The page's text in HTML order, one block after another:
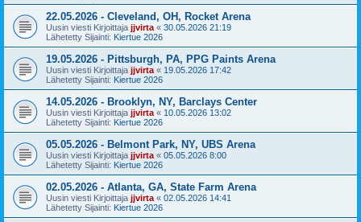
22.05.2026 - Cleveland, OH, Rocket Arena
Uusin viesti Kirjoittaja jjvirta « 30.05.2026 21:19
Lähetetty Sijainti: Kiertue 2026
19.05.2026 - Pittsburgh, PA, PPG Paints Arena
Uusin viesti Kirjoittaja jjvirta « 19.05.2026 17:42
Lähetetty Sijainti: Kiertue 2026
14.05.2026 - Brooklyn, NY, Barclays Center
Uusin viesti Kirjoittaja jjvirta « 10.05.2026 13:02
Lähetetty Sijainti: Kiertue 2026
05.05.2026 - Belmont Park, NY, UBS Arena
Uusin viesti Kirjoittaja jjvirta « 05.05.2026 8:00
Lähetetty Sijainti: Kiertue 2026
02.05.2026 - Atlanta, GA, State Farm Arena
Uusin viesti Kirjoittaja jjvirta « 02.05.2026 14:41
Lähetetty Sijainti: Kiertue 2026